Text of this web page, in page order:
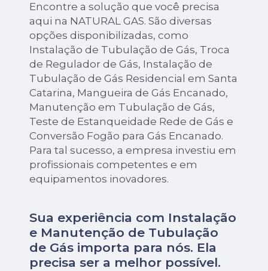
Encontre a solução que você precisa
aqui na NATURAL GAS. São diversas
opções disponibilizadas, como
Instalação de Tubulação de Gás, Troca
de Regulador de Gás, Instalação de
Tubulação de Gás Residencial em Santa
Catarina, Mangueira de Gás Encanado,
Manutenção em Tubulação de Gás,
Teste de Estanqueidade Rede de Gás e
Conversão Fogão para Gás Encanado.
Para tal sucesso, a empresa investiu em
profissionais competentes e em
equipamentos inovadores.
Sua experiência com Instalação
e Manutenção de Tubulação
de Gás importa para nós. Ela
precisa ser a melhor possível.